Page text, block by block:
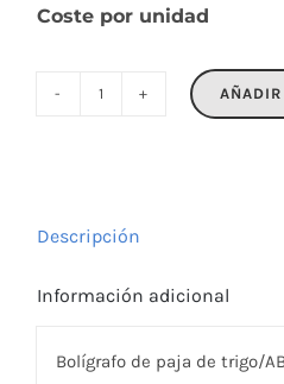
Coste por unidad
AÑADIR
Descripción
Información adicional
Bolígrafo de paja de trigo/